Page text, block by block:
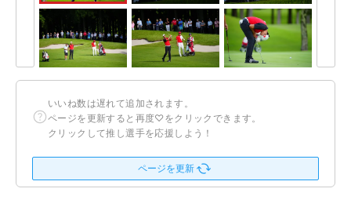
いいね数は遅れて追加されます。
ページを更新すると再度♡をクリックできます。
クリックして推し選手を応援しよう！
ページを更新